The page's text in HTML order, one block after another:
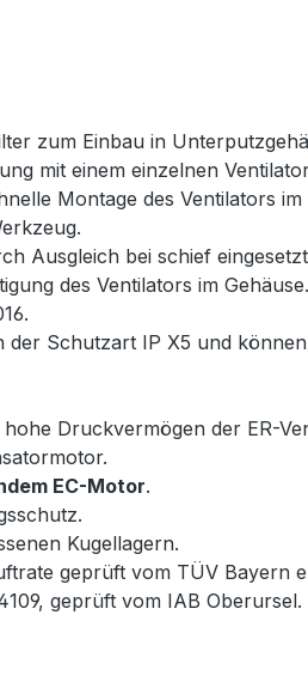
zum Einbau in
mit einem einzelnen
Montage des Ventilators im
Ausgleich bei schief
des Ventilators im Gehäuse.
Schutzart IP X5 und
Druckvermögen der ER-
EC-Motor.
Kugellagern.
geprüft vom TÜV Bayern
geprüft vom IAB Oberursel.